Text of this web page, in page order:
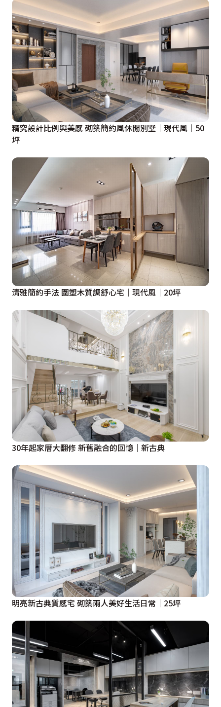
精究設計比例與美感 砌築簡約風休閒別墅│現代風│50
坪
清雅簡約手法 圍塑木質調舒心宅│現代風│20坪
30年起家厝大翻修 新舊融合的回憶｜新古典
明亮新古典質感宅 砌築兩人美好生活日常│25坪